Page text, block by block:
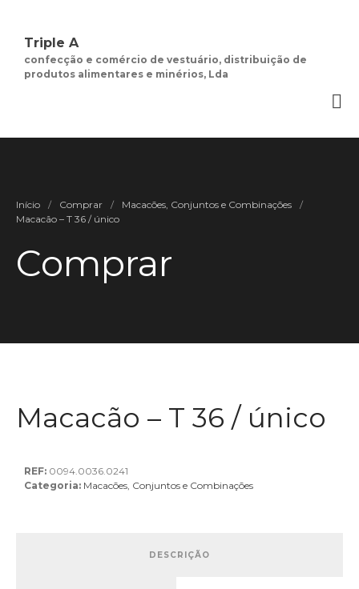
Quem Somos
Social
Triple A
confecção e comércio de vestuário, distribuição de
produtos alimentares e minérios, Lda
Início / Comprar / Macacões, Conjuntos e Combinações
/
Macacão – T 36 / único
Comprar
Macacão – T 36 / único
REF: 0094.0036.0241
Categoria: Macacões, Conjuntos e Combinações
DESCRIÇÃO